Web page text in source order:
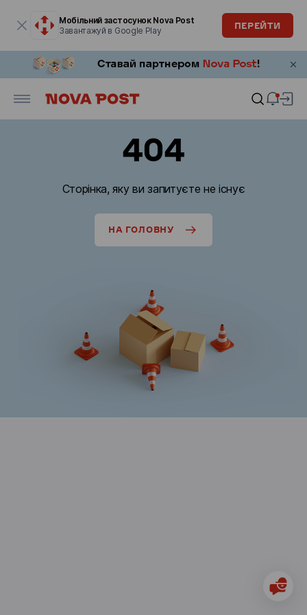
Мобільний застосунок Nova Post
Завантажуй в Google Play
ПЕРЕЙТИ
404
Сторінка, яку ви запитуєте не існує
НА ГОЛОВНУ